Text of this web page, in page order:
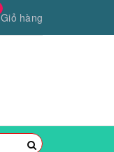
Giỏ hàng